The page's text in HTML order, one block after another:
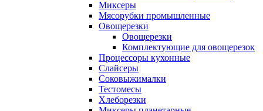
Миксеры
Мясорубки промышленные
Овощерезки
Овощерезки
Комплектующие для овощерезок
Процессоры кухонные
Слайсеры
Соковыжималки
Тестомесы
Хлеборезки